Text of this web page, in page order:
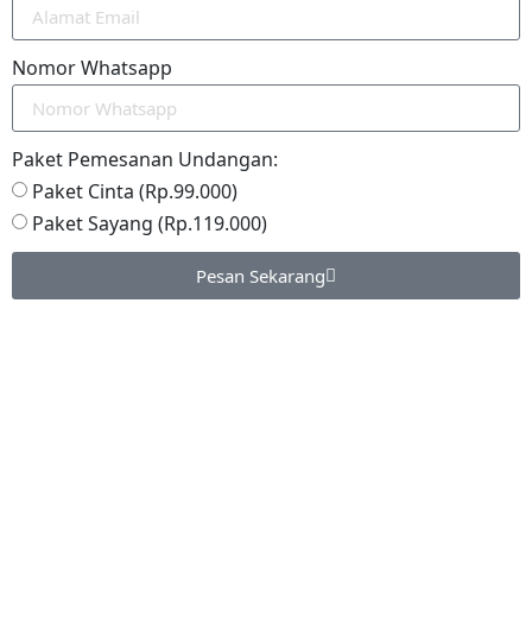
Nomor Whatsapp
Paket Pemesanan Undangan:
Paket Cinta (Rp.99.000)
Paket Sayang (Rp.119.000)
Pesan Sekarang